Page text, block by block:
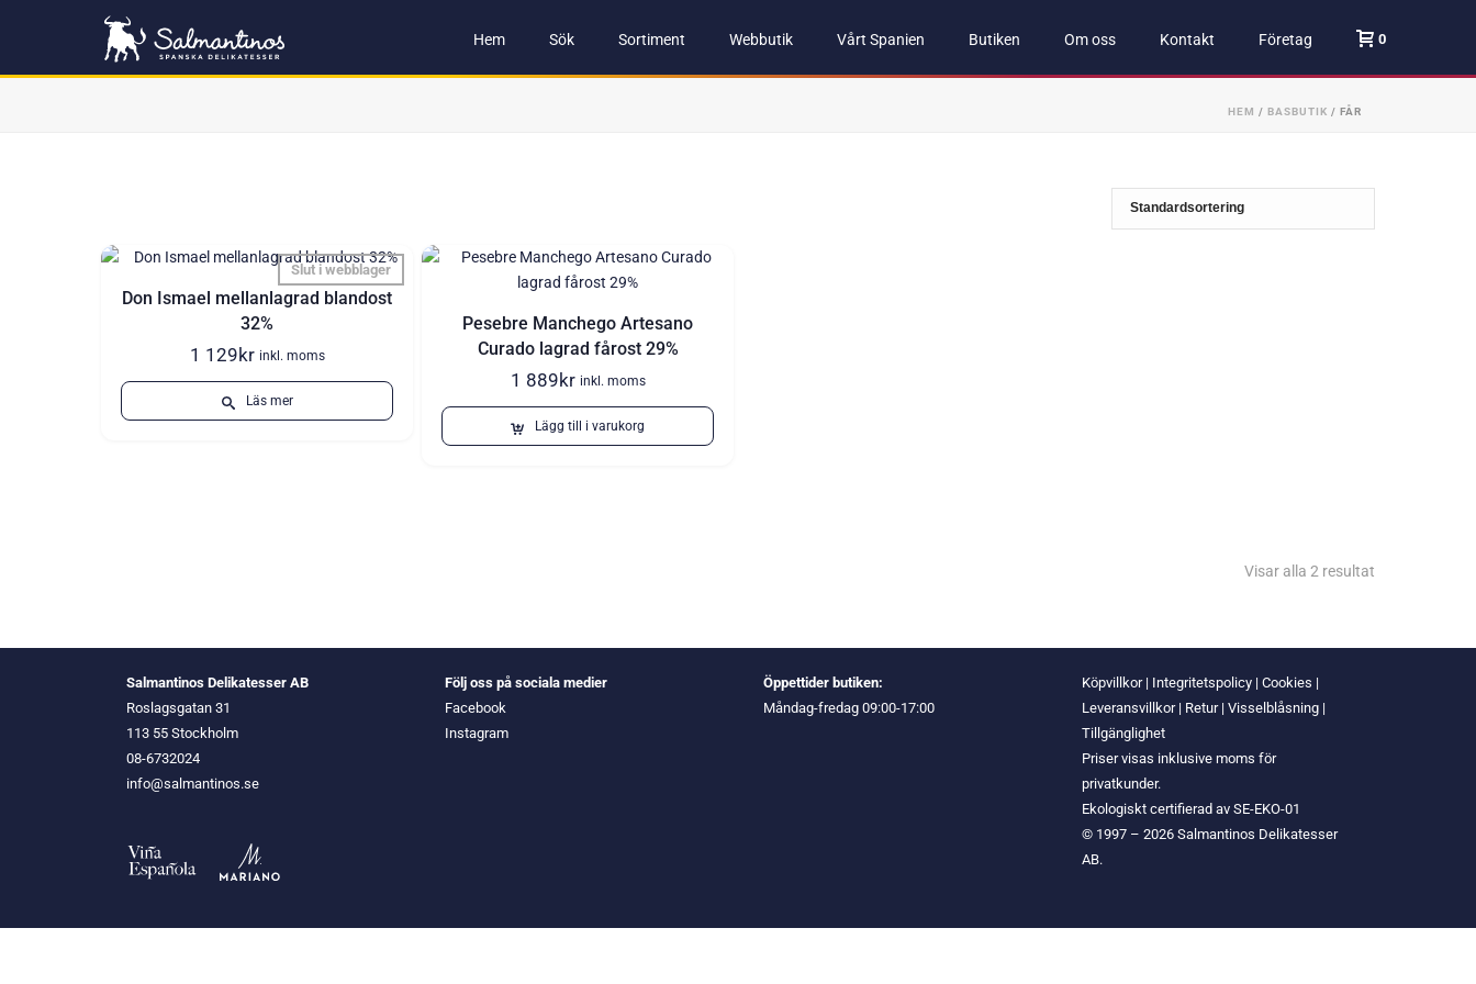
Hem Sök Sortiment Webbutik Vårt Spanien Butiken Om oss Kontakt Företag 0
HEM / BASBUTIK / FÅR
Don Ismael mellanlagrad blandost
32%
Slut i webblager
1 129kr inkl. moms
Läs mer
Pesebre Manchego Artesano
Curado lagrad fårost 29%
1 889kr inkl. moms
Lägg till i varukorg
Visar alla 2 resultat
Salmantinos Delikatesser AB
Roslagsgatan 31
113 55 Stockholm
08-6732024
info@salmantinos.se
Följ oss på sociala medier
Facebook
Instagram
Öppettider butiken:
Måndag-fredag 09:00-17:00
Köpvillkor| Integritetspolicy |Cookies |
Leveransvillkor| Retur|Visselblåsning |
Tillgänglighet
Priser visas inklusive moms för
privatkunder.
Ekologiskt certifierad av SE-EKO-01
© 1997 – 2026 Salmantinos Delikatesser
AB.